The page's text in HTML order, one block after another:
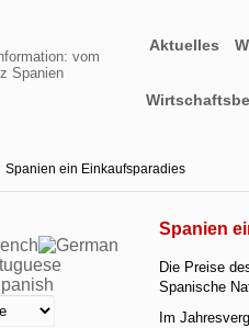
Aktuelles
Spanien ein Einkaufsparadies
Spanien
Die Preise
Spanische
Im